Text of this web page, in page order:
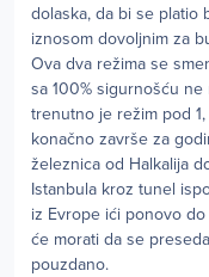
dolaska, da bi se platio
iznosom dovoljnim za
Ova dva režima se
sa 100% sigurnošću
trenutno je režim pod
konačno završe za
železnica od Halkalija
Istanbula kroz tunel
iz Evrope ići ponovo do
će morati da se
pouzdano.